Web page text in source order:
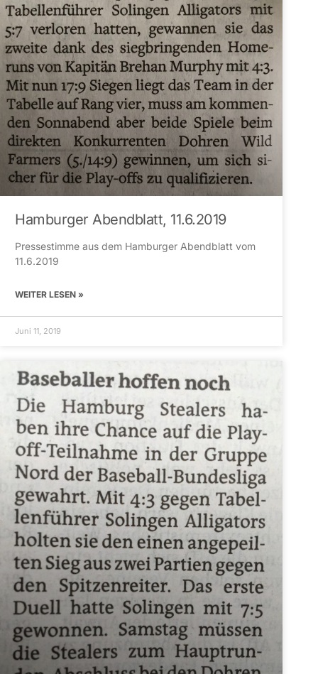
Hamburger Abendblatt, 11.6.2019
Pressestimme aus dem Hamburger Abendblatt vom
11.6.2019
WEITER LESEN »
Juni 11, 2019